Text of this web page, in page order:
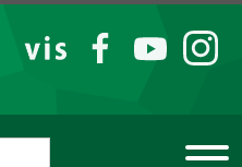
VIS
FB YT IG